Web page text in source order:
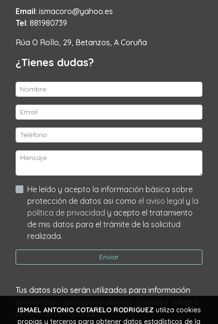
Email: ismacoro@yahoo.es
Tel: 881980739
Rúa O Rollo, 29, Betanzos, A Coruña
¿Tienes dudas?
He leído y acepto la información básica sobre
protección de datos asi como el aviso legal y la
política de privacidad y acepto el tratamiento
de mis datos para el trámite de la solicitud
realizada.
Enviar
Tus datos solo serán utilizados para información
política de privacidad.
ISMAEL ANTONIO COTARELO RODRIGUEZ utiliza cookies
propias y terceros para obtener datos estadísticos de la